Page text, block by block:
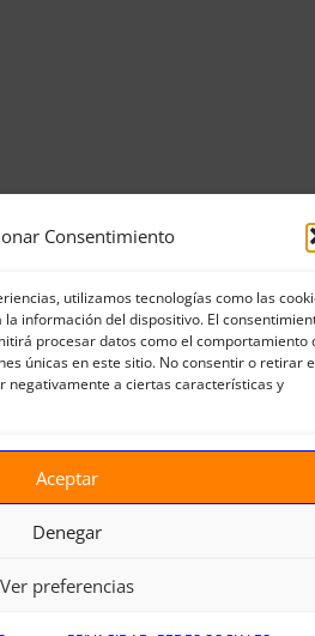
Consentimiento
utilizamos tecnologías como las
información del dispositivo. El
procesar datos como el comportamiento
únicas en este sitio. No consentir o retirar
negativamente a ciertas características y
Aceptar
Denegar
Ver preferencias